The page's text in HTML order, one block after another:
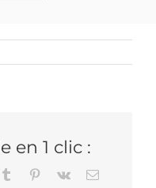
en 1 clic :
Tumblr Pinterest
Vk Email